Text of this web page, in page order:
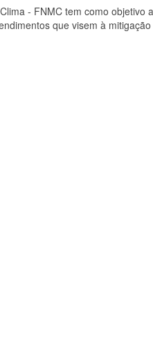
- FNMC tem como objetivo
que visem à